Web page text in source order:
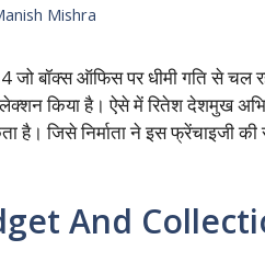
Mishra
बॉक्स ऑफिस पर धीमी गति से चल
किया है। ऐसे में रितेश देशमुख
है। जिसे निर्माता ने इस फ्रेंचाइजी
And